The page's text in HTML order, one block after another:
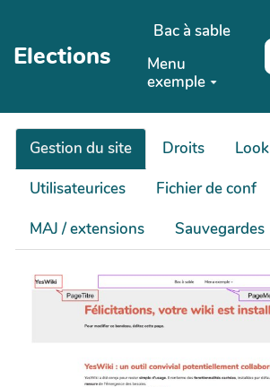
Aller au contenu principal
Elections
Bac à sable
Menu
exemple
Gestion du site Droits
Look
Utilisateurices
Fichier de conf
MAJ / extensions
Sauvegardes